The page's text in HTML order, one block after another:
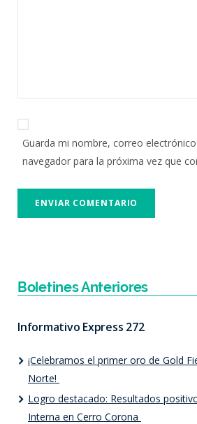
Guarda mi nombre, correo
navegador para la próxima vez que
Boletines Anteriores
Informativo Express 272
¡Celebramos el primer oro de Gold
Norte!
Logro destacado: Resultados
Interna en Cerro Corona